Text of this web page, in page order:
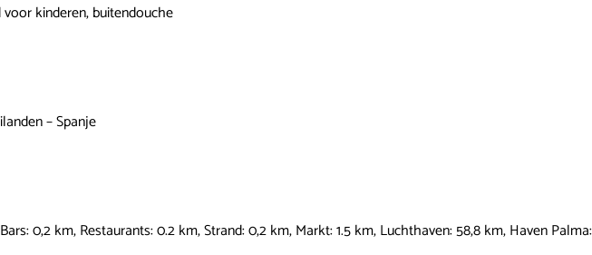
kinderen, buitendouche
– Spanje
0,2 km, Restaurants: 0.2 km, Strand: 0,2 km, Markt: 1.5 km, Luchthaven: 58,8 km, Haven